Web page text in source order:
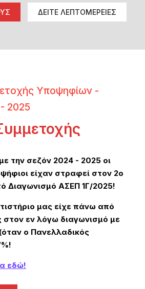
ΔΕΙΤΕ ΛΕΠΤΟΜΕΡΕΙΕΣ
Υποψηφίων -
2025
την σεζόν 2024 - 2025 οι
είχαν στραφεί στον 2ο
Διαγωνισμό ΑΣΕΠ 1Γ/2025!
μας είχε πάνω από
στον εν λόγω διαγωνισμό με
ο Πανελλαδικός
εδώ!